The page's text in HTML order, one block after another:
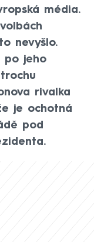
média.
nevyšlo.
po jeho
rivalka
je ochotná
pod